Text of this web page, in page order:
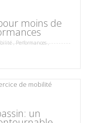
moins de
,Performances,
un